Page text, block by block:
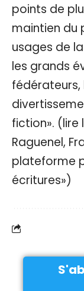
points de
maintien du
usages de
les grands
fiction». (lire
Raguenel,
plateforme
écritures»)